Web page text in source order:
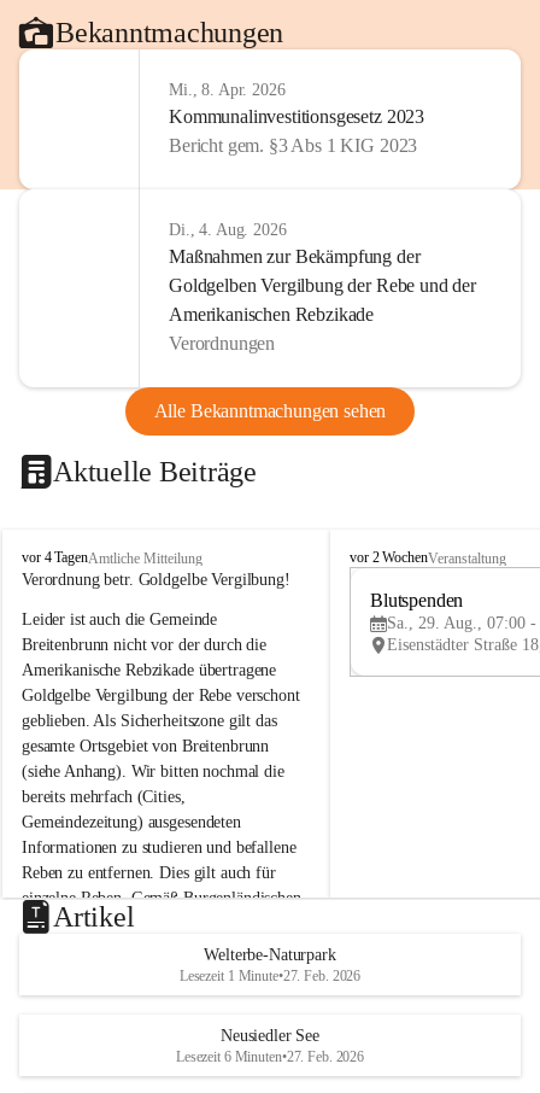
Bekanntmachungen
Mi., 8. Apr. 2026
Kommunalinvestitionsgesetz 2023
Bericht gem. §3 Abs 1 KIG 2023
Di., 4. Aug. 2026
Maßnahmen zur Bekämpfung der
Goldgelben Vergilbung der Rebe und der
Amerikanischen Rebzikade
Verordnungen
Alle Bekanntmachungen sehen
Aktuelle Beiträge
B
r
i
t
e
n
b
r
u
n
n
a
m
N
e
u
s
d
S
vor 4 TagenAmtliche Mitteilung
Verordnung betr. Goldgelbe Vergilbung!
Leider ist auch die Gemeinde
Breitenbrunn nicht vor der durch die
Amerikanische Rebzikade übertragene
Goldgelbe Vergilbung der Rebe verschont
geblieben. Als Sicherheitszone gilt das
gesamte Ortsgebiet von Breitenbrunn
(siehe Anhang). Wir bitten nochmal die
bereits mehrfach (Cities,
Gemeindezeitung) ausgesendeten
Informationen zu studieren und befallene
Reben zu entfernen. Dies gilt auch für
einzelne Reben. Gemäß Burgenländischen
Weinbaugesetz sind nicht gepflegte oder
unzulässige Weingärten zu roden! Bitte
helfen wir zusammen um unsere Winzer
vor den prognostizierten Ernteausfällen
und den daraus folgenden wirtschaftlichen
B
e
u
e
d
r
S
vor 2 WochenVeranstaltung
Blutspenden
Sa., 29. Aug., 07:00 -
Artikel
Welterbe-Naturpark
Lesezeit 1 Minute•27. Feb. 2026
Neusiedler See
Lesezeit 6 Minuten•27. Feb. 2026